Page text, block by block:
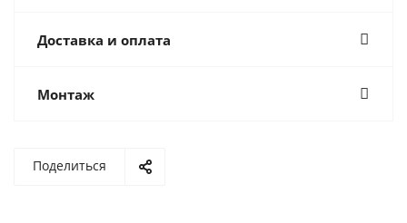
Доставка и оплата
Монтаж
Поделиться